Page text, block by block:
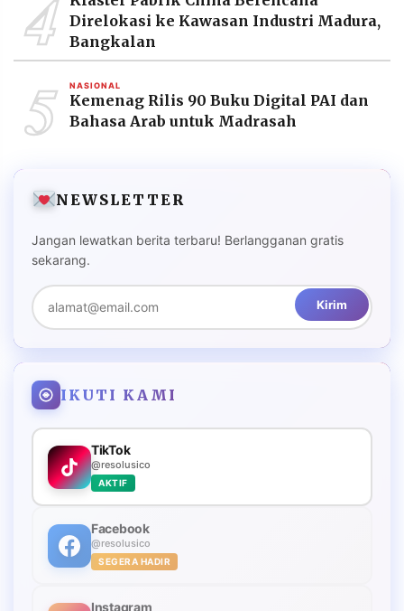
4
Direlokasi ke Kawasan Industri Madura,
Bangkalan
5 NASIONAL
Kemenag Rilis 90 Buku Digital PAI dan
Bahasa Arab untuk Madrasah
NEWSLETTER
Jangan lewatkan berita terbaru! Berlangganan gratis
sekarang.
Kirim
IKUTI KAMI
TikTok
@resolusico
AKTIF
Facebook
@resolusico
SEGERA HADIR
Instagram